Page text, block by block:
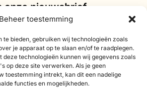
Beheer toestemming
te bieden, gebruiken wij technologieën zoals
je apparaat op te slaan en/of te raadplegen.
deze technologieën kunnen wij gegevens zoals
op deze site verwerken. Als je geen
toestemming intrekt, kan dit een nadelige
functies en mogelijkheden.
onze nieuwsbrief
nieuwsbrief en ontvang 10%
bestelling.